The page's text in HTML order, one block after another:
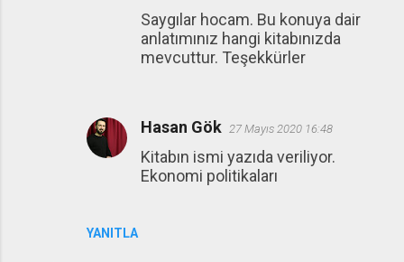
YANITLA
Saygılar hocam. Bu konuya dair
anlatımınız hangi kitabınızda
mevcuttur. Teşekkürler
Hasan Gök 27 Mayıs 2020 16:48
Kitabın ismi yazıda veriliyor.
Ekonomi politikaları